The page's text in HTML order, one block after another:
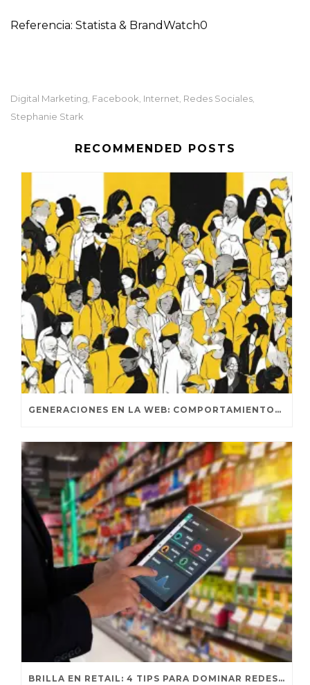
Referencia: Statista & BrandWatch0
Digital Marketing, Facebook, Internet, Redes Sociales,
Stephanie Stark
RECOMMENDED POSTS
GENERACIONES EN LA WEB: COMPORTAMIENTOS DISTINTIVOS
BRILLA EN RETAIL: 4 TIPS PARA DOMINAR REDES SOCIALES